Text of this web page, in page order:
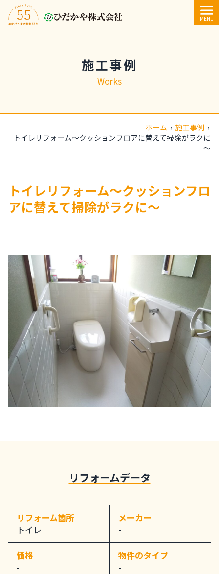
内容をスキップ
MENU
施工事例
Works
ホーム › 施工事例 ›
トイレリフォーム～クッションフロアに替えて掃除がラクに
～
トイレリフォーム～クッションフロ
アに替えて掃除がラクに～
リフォームデータ
リフォーム箇所
トイレ
メーカー
-
価格
-
物件のタイプ
-